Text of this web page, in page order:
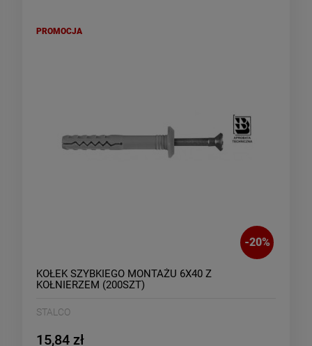
-20%
KOŁEK SZYBKIEGO MONTAŻU 6X40 Z
KOŁNIERZEM (200SZT)
STALCO
15,84 zł
PROMOCJA